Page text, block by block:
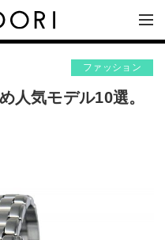
ファッション
人気モデル10選。